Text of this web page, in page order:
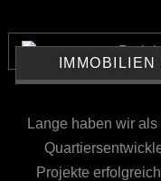
Lange haben wir
Projekte